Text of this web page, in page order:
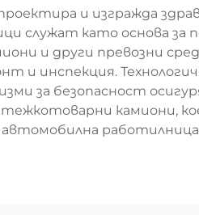
и изгражда
служат като основа за
и други превозни
и инспекция.
за безопасност
камиони,